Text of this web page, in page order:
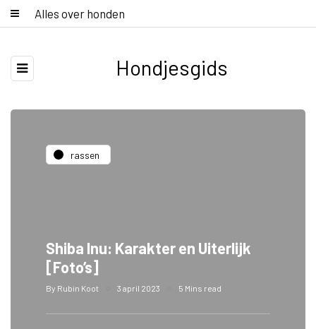
Alles over honden
Hondjesgids
rassen
Shiba Inu: Karakter en Uiterlijk
[Foto’s]
By Rubin Koot 3 april 2023 5 Mins read